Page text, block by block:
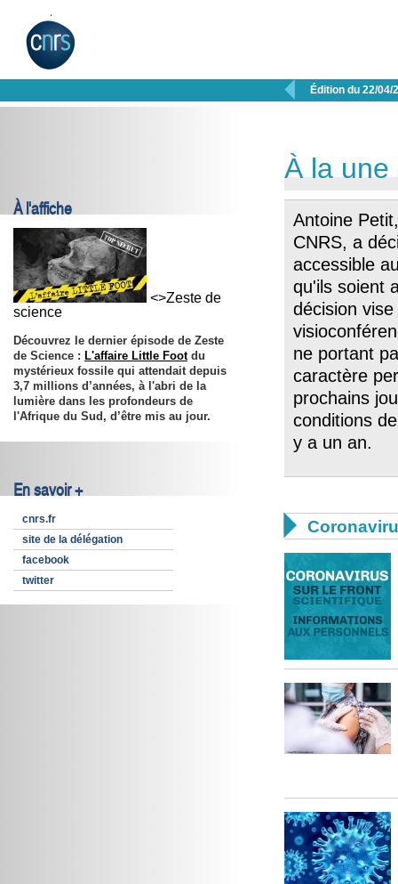
 Édition du 22/04/
À l'affiche
<>Zeste de
science
Découvrez le dernier épisode de Zeste
de Science : L'affaire Little Footdu
mystérieux fossile qui attendait depuis
3,7 millions d’années, à l'abri de la
lumière dans les profondeurs de
l'Afrique du Sud, d’être mis au jour.
En savoir +
cnrs.fr
site de la délégation
facebook
twitter
À la une
Antoine
CNRS, a
accessible
qu'ils soient
décision
ne portant
caractère
prochains
conditions
y a un an.
